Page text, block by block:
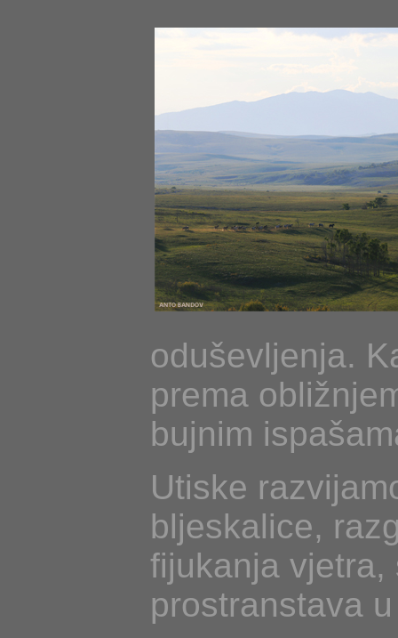
oduševljenja.
prema
bujnim
Utiske
bljeskalice,
fijukanja
prostranstava